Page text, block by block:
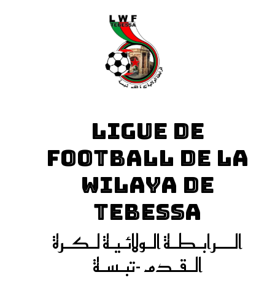
LIGUE DE
FOOTBALL DE LA
WILAYA DE
TEBESSA
الـــرابـطـة الـولائـيـة لـكـرة
الـقـدم -تبـسـة